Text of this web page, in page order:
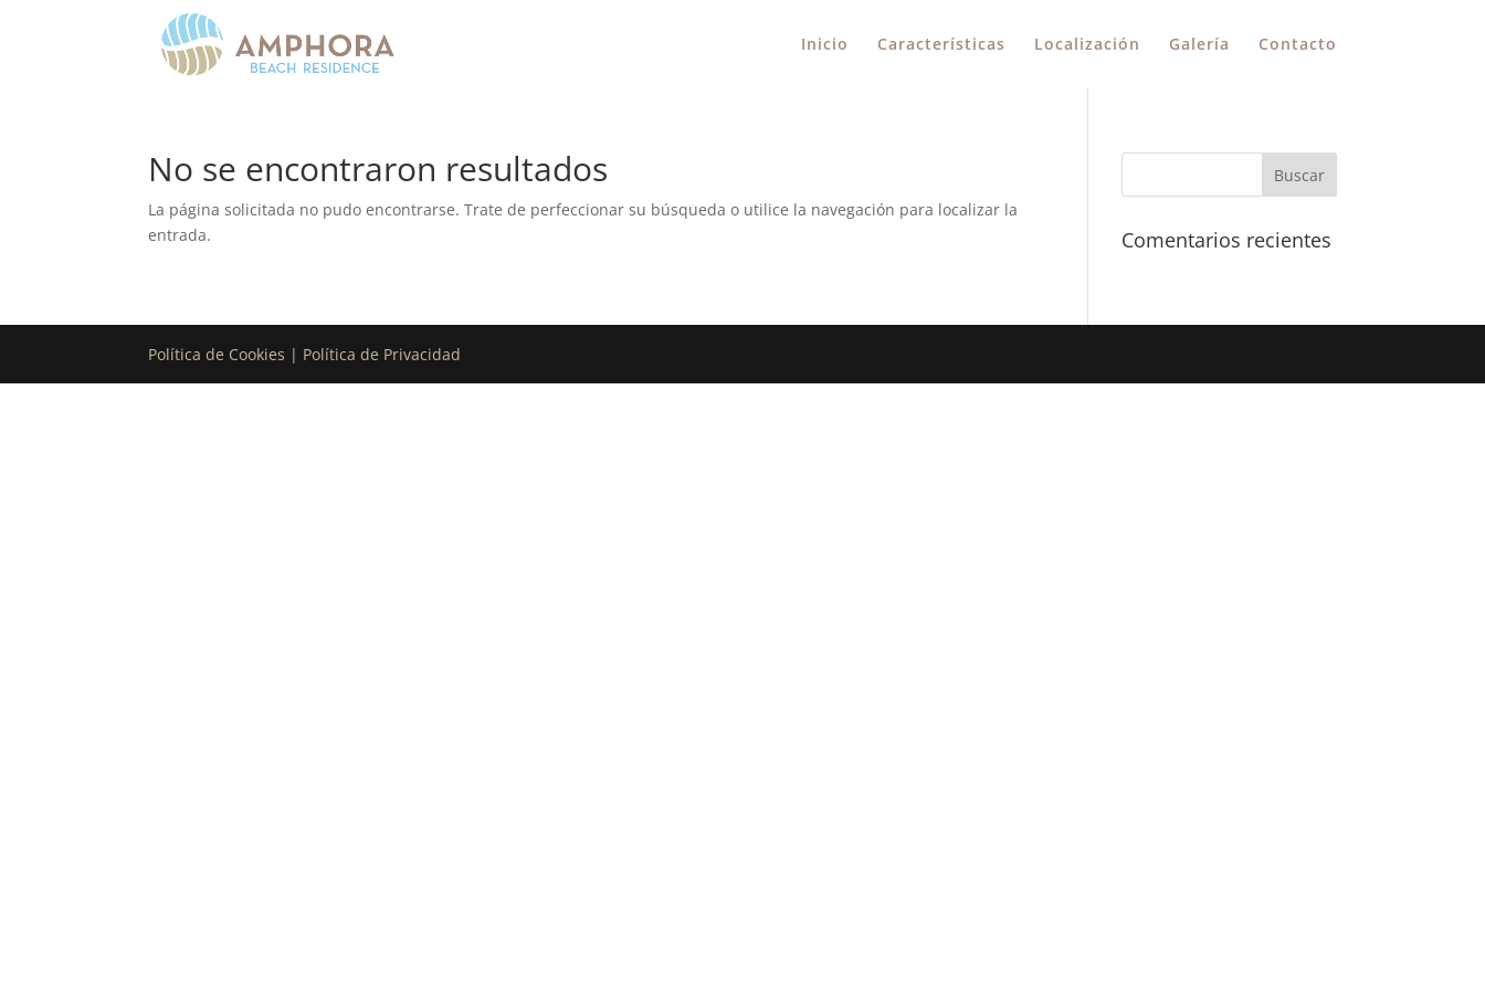
Inicio Características Localización Galería Contacto
No se encontraron resultados
La página solicitada no pudo encontrarse. Trate de perfeccionar su búsqueda o utilice la navegación para localizar la
entrada.
Comentarios recientes
Política de Cookies | Política de Privacidad